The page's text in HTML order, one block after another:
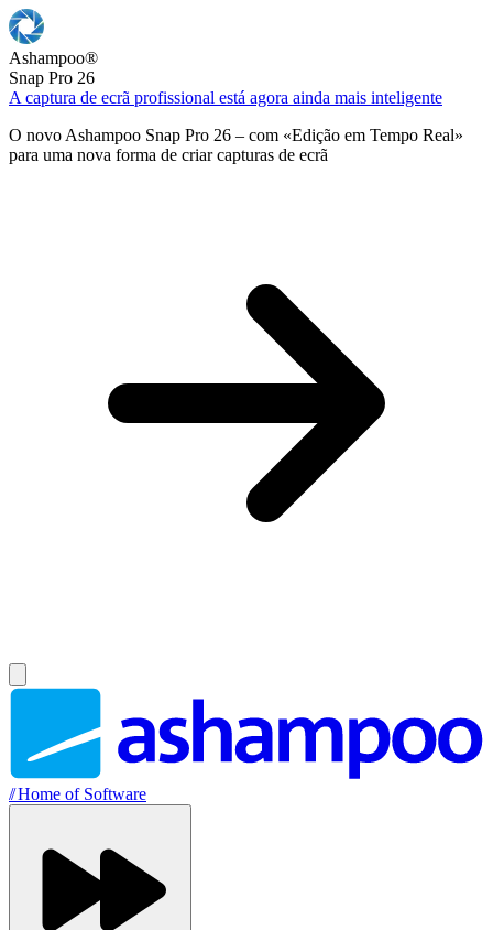
Ashampoo®
Snap Pro 26
A captura de ecrã profissional está agora ainda mais inteligente
O novo Ashampoo Snap Pro 26 – com «Edição em Tempo Real»
para uma nova forma de criar capturas de ecrã
//Home of Software